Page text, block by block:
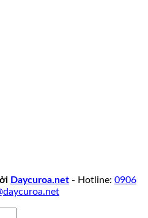
Daycuroa.net - Hotline: 0906